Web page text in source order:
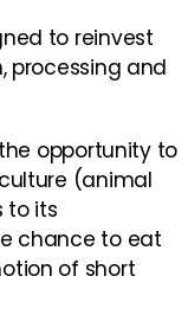
to reinvest
processing and
opportunity to
(animal
to its
chance to eat
of short